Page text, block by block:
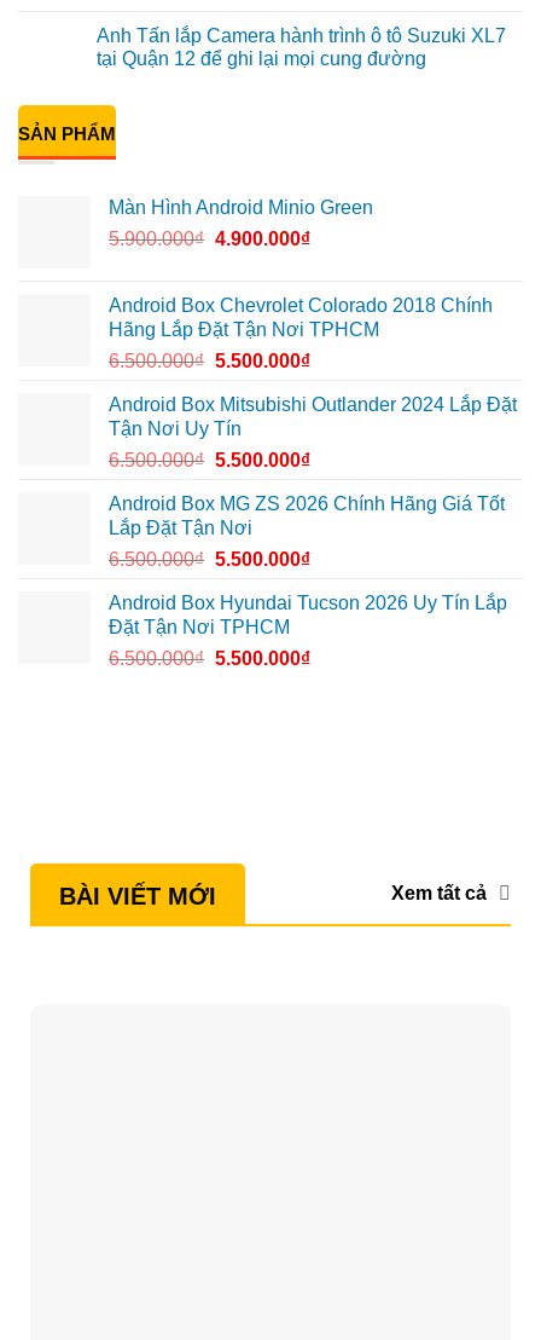
Quận
12
Minio
Green
cho
Quận
9
vì
thiếu
ích
lắp
Android
box
Quận
1,
nâng
bình
luận
ở
bi
gầm
ô
Ford
ánh
Anh Tấn lắp Camera hành trình ô tô Suzuki XL7
tại Quận 12 để ghi lại mọi cung đường
bình
luận
ở
Anh
Camera
trình
XL7
Quận
mọi
cung
SẢN PHẨM
Màn Hình Android Minio Green
5.900.000₫ 4.900.000₫
Android Box Chevrolet Colorado 2018 Chính
Hãng Lắp Đặt Tận Nơi TPHCM
6.500.000₫ 5.500.000₫
Android Box Mitsubishi Outlander 2024 Lắp Đặt
Tận Nơi Uy Tín
6.500.000₫ 5.500.000₫
Android Box MG ZS 2026 Chính Hãng Giá Tốt
Lắp Đặt Tận Nơi
6.500.000₫ 5.500.000₫
Android Box Hyundai Tucson 2026 Uy Tín Lắp
Đặt Tận Nơi TPHCM
6.500.000₫ 5.500.000₫
BÀI VIẾT MỚI Xem tất cả